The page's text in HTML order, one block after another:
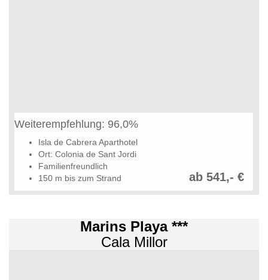
Weiterempfehlung: 96,0%
Isla de Cabrera Aparthotel
Ort: Colonia de Sant Jordi
Familienfreundlich
150 m bis zum Strand
ab 541,- €
Marins Playa ***
Cala Millor